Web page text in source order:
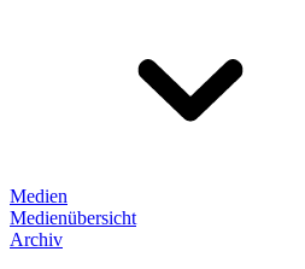
Medien
Medienübersicht
Archiv